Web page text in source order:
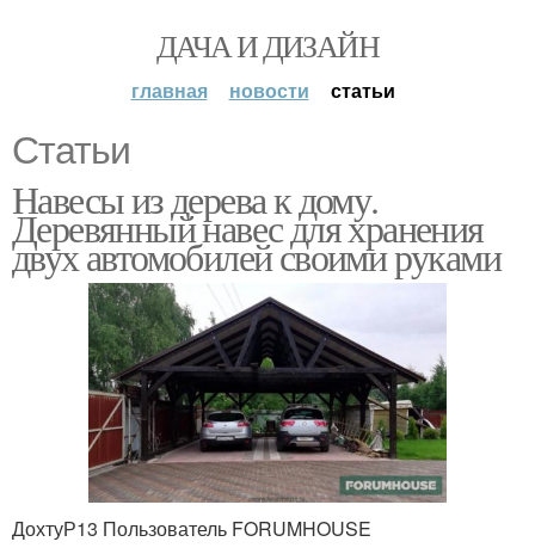
ДАЧА И ДИЗАЙН
главная новости статьи
Статьи
Навесы из дерева к дому.
Деревянный навес для хранения
двух автомобилей своими руками
ДохтуР13 Пользователь FORUMHOUSE